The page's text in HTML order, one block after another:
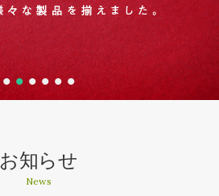
公式オンラインショップ
• • ••••
お知らせ
News